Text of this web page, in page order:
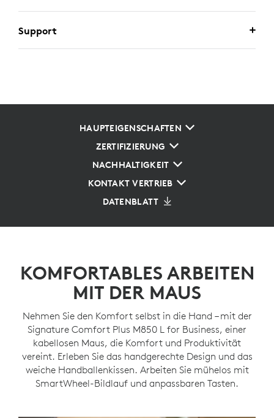
Support
HAUPTEIGENSCHAFTEN
ZERTIFIZIERUNG
NACHHALTIGKEIT
KONTAKT VERTRIEB
DATENBLATT
KOMFORTABLES ARBEITEN
MIT DER MAUS
Nehmen Sie den Komfort selbst in die Hand – mit der
Signature Comfort Plus M850 L for Business, einer
kabellosen Maus, die Komfort und Produktivität
vereint. Erleben Sie das handgerechte Design und das
weiche Handballenkissen. Arbeiten Sie mühelos mit
SmartWheel-Bildlauf und anpassbaren Tasten.